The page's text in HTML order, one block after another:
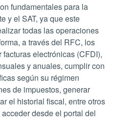
fundamentales para la
y el SAT, ya que este
todas las operaciones
a través del RFC, los
electrónicas (CFDI),
y anuales, cumplir con
según su régimen
de impuestos, generar
el historial fiscal, entre otros
desde el portal del